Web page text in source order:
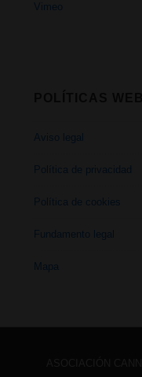
Vimeo
Aviso legal
Política de privacidad
Política de cookies
Fundamento legal
Mapa